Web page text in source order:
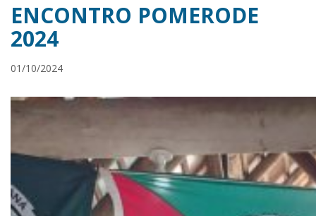
ENCONTRO POMERODE
2024
01/10/2024